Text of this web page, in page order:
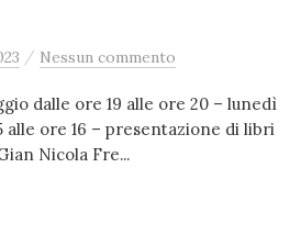
/ Nessun commento
dalle ore 19 alle ore 20 – lunedì
alle ore 16 – presentazione di libri
Nicola Fre...